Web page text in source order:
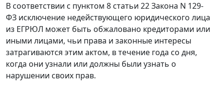
В соответствии с пунктом 8 статьи 22 Закона N 129-
ФЗ исключение недействующего юридического лица
из ЕГРЮЛ может быть обжаловано кредиторами или
иными лицами, чьи права и законные интересы
затрагиваются этим актом, в течение года со дня,
когда они узнали или должны были узнать о
нарушении своих прав.